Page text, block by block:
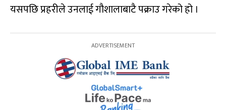
यसपछि प्रहरीले उनलाई गौशालाबाटै पक्राउ गरेको हो ।